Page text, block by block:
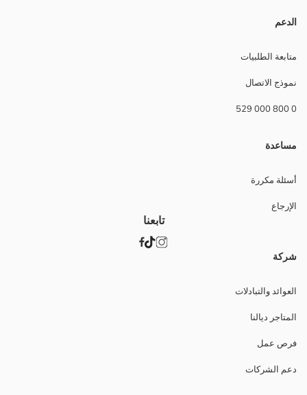
الدعم
متابعة الطلبيات
نموذج الاتصال
0 800 000 529
مساعدة
أسئلة مكررة
الإرجاع
شركة
العوائد والتبادلات
المتاجر ديالنا
فرص عمل
دعم الشركات
تابعنا